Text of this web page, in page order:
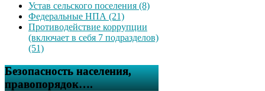
Устав сельского поселения (8)
Федеральные НПА (21)
Противодействие коррупции
(включает в себя 7 подразделов)
(51)
Безопасность населения,
правопорядок….